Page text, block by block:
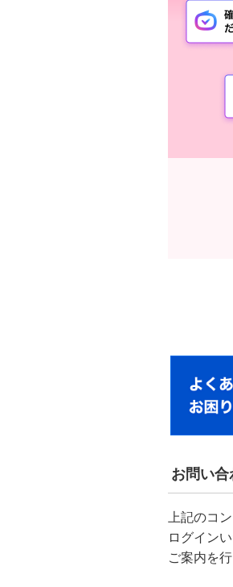
お問い
上記のコ
ログイン
ご案内を